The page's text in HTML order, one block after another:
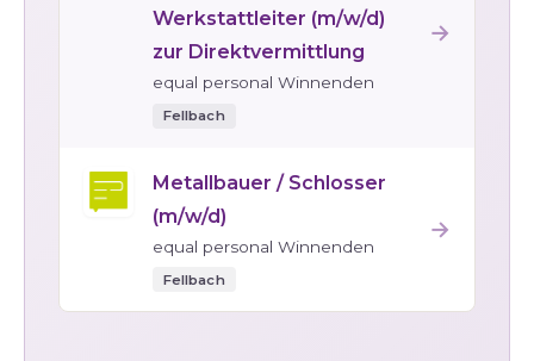
Werkstattleiter (m/w/d)
zur Direktvermittlung
equal personal Winnenden
Fellbach
→
Metallbauer / Schlosser
(m/w/d)
equal personal Winnenden
Fellbach
→